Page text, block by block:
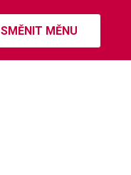
SMĚNIT MĚNU